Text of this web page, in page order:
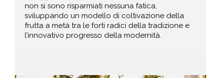
non si sono risparmiati nessuna fatica,
sviluppando un modello di coltivazione della
frutta a metà tra le forti radici della tradizione e
l’innovativo progresso della modernità.